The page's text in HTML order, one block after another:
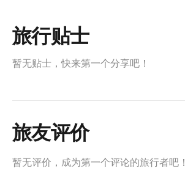
旅行贴士
暂无贴士，快来第一个分享吧！
旅友评价
暂无评价，成为第一个评论的旅行者吧！